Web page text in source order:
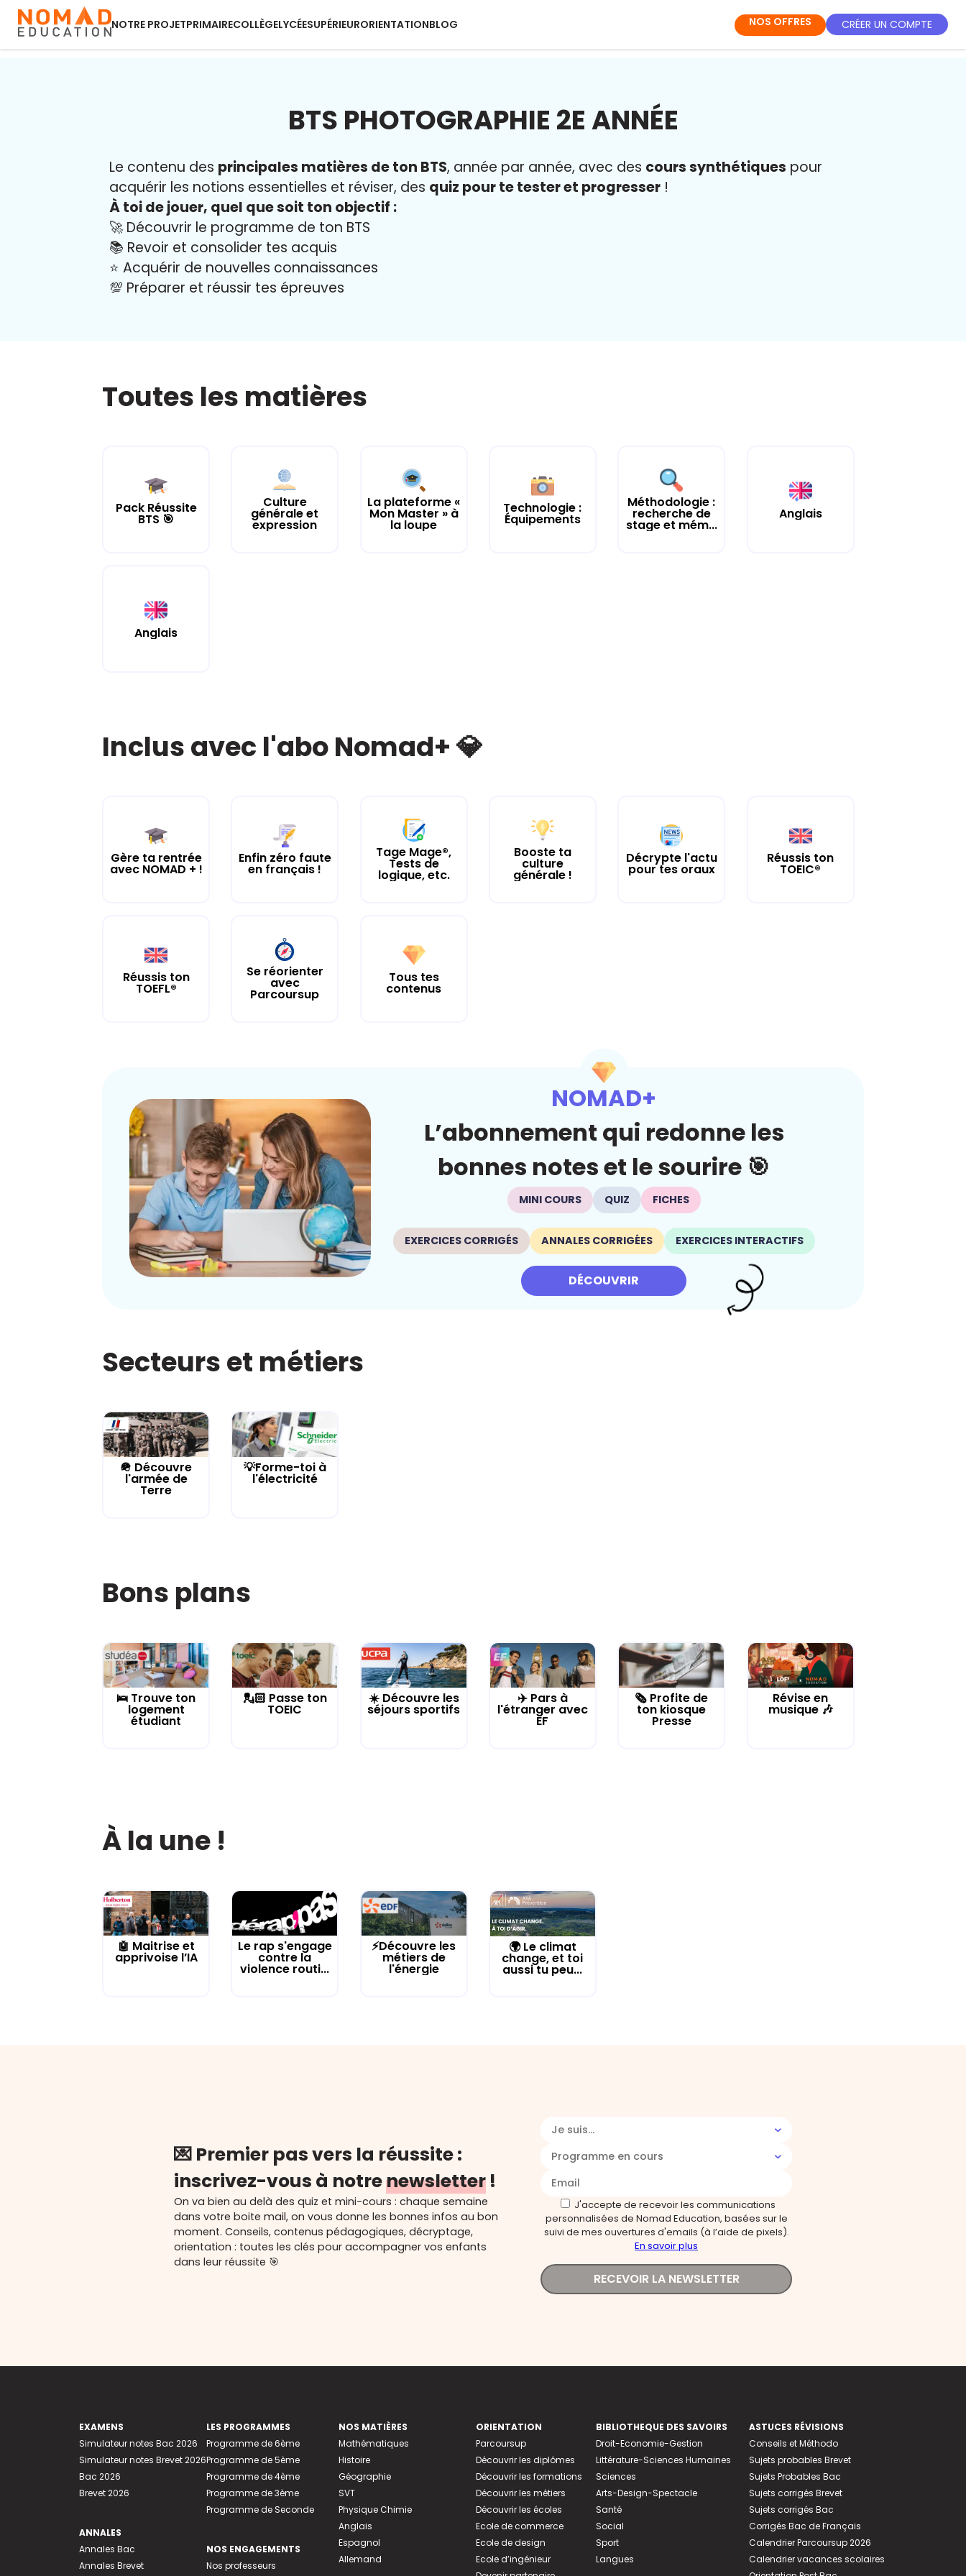
NOTRE PROJETPRIMAIRECOLLÈGELYCÉESUPÉRIEURORIENTATIONBLOG NOS OFFRES CRÉER UN COMPTE
BTS PHOTOGRAPHIE 2E ANNÉE
Le contenu des principales matières de ton BTS, année par année, avec des cours synthétiques pour
acquérir les notions essentielles et réviser, des quiz pour te tester et progresser !
À toi de jouer, quel que soit ton objectif :
🚀 Découvrir le programme de ton BTS
📚 Revoir et consolider tes acquis
⭐️ Acquérir de nouvelles connaissances
💯 Préparer et réussir tes épreuves
Toutes les matières
Pack Réussite
BTS 🎯
Culture
générale et
expression
La plateforme «
Mon Master » à
la loupe
Technologie :
Équipements
Méthodologie :
recherche de
stage et mém...
Anglais
Anglais
Inclus avec l'abo Nomad+ 💎
Gère ta rentrée
avec NOMAD + !
Enfin zéro faute
en français !
Tage Mage®,
Tests de
logique, etc.
Booste ta
culture
générale !
Décrypte l'actu
pour tes oraux
Réussis ton
TOEIC®
Réussis ton
TOEFL®
Se réorienter
avec
Parcoursup
Tous tes
contenus
NOMAD+
L’abonnement qui redonne les
bonnes notes et le sourire 🎯
MINI COURS QUIZ FICHES
EXERCICES CORRIGÉS ANNALES CORRIGÉES EXERCICES INTERACTIFS
DÉCOUVRIR
Secteurs et métiers
🪖 Découvre
l'armée de
Terre
💡Forme-toi à
l'électricité
Bons plans
🛌 Trouve ton
logement
étudiant
💂🏻 Passe ton
TOEIC
☀️ Découvre les
séjours sportifs
✈️ Pars à
l'étranger avec
EF
🗞️ Profite de
ton kiosque
Presse
Révise en
musique 🎶
À la une !
🤖 Maitrise et
apprivoise l’IA
Le rap s'engage
contre la
violence routi...
⚡Découvre les
métiers de
l'énergie
🌍 Le climat
change, et toi
aussi tu peu...
💌 Premier pas vers la réussite :
inscrivez-vous à notrenewsletter !
On va bien au delà des quiz et mini-cours : chaque semaine
dans votre boite mail, on vous donne les bonnes infos au bon
moment. Conseils, contenus pédagogiques, décryptage,
orientation : toutes les clés pour accompagner vos enfants
dans leur réussite 🎯
Je suis...
Programme en cours
J'accepte de recevoir les communications
personnalisées de Nomad Education, basées sur le
suivi de mes ouvertures d'emails (à l’aide de pixels).
En savoir plus
RECEVOIR LA NEWSLETTER
EXAMENS
Simulateur notes Bac 2026
Simulateur notes Brevet 2026
Bac 2026
Brevet 2026
ANNALES
Annales Bac
Annales Brevet
LES PROGRAMMES
Programme de 6ème
Programme de 5ème
Programme de 4ème
Programme de 3ème
Programme de Seconde
NOS ENGAGEMENTS
Nos professeurs
NOS MATIÈRES
Mathématiques
Histoire
Géographie
SVT
Physique Chimie
Anglais
Espagnol
Allemand
ORIENTATION
Parcoursup
Découvrir les diplômes
Découvrir les formations
Découvrir les métiers
Découvrir les écoles
Ecole de commerce
Ecole de design
Ecole d’ingénieur
BIBLIOTHEQUE DES SAVOIRS
Droit-Economie-Gestion
Littérature-Sciences Humaines
Sciences
Arts-Design-Spectacle
Santé
Social
Sport
Langues
ASTUCES RÉVISIONS
Conseils et Méthodo
Sujets probables Brevet
Sujets Probables Bac
Sujets corrigés Brevet
Sujets corrigés Bac
Corrigés Bac de Français
Calendrier Parcoursup 2026
Calendrier vacances scolaires